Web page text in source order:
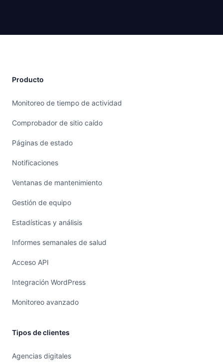
Producto
Monitoreo de tiempo de actividad
Comprobador de sitio caído
Páginas de estado
Notificaciones
Ventanas de mantenimiento
Gestión de equipo
Estadísticas y análisis
Informes semanales de salud
Acceso API
Integración WordPress
Monitoreo avanzado
Tipos de clientes
Agencias digitales